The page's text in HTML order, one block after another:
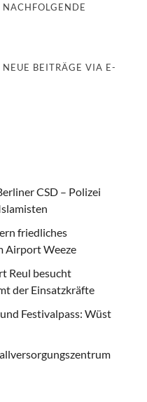
BEITRÄGE VIA E-
CSD – Polizei
friedliches
Airport Weeze
Reul besucht
der Einsatzkräfte
Festivalpass: Wüst